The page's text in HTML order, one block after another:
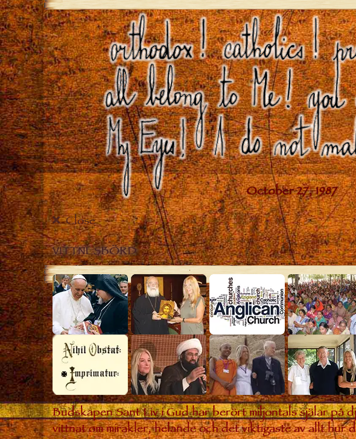
Close
VITTNESBÖRD
Budskapen Sant Liv i Gud har berört miljontals själar
vittnat om mirakler, helande och det viktigaste av allt